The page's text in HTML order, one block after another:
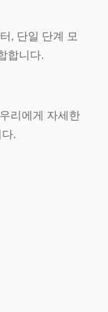
, 단일 단계 모
합니다.
리에게 자세한
.